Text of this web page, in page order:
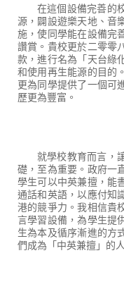
在這個設備完善的
源，闢設遊樂天地、音
施，使同學能在設備完
讚賞。貴校更於二零零
款，進行名為「天台綠
和使用再生能源的目的
更為同學提供了一個可
歷更為豐富。
就學校教育而言，
礎，至為重要。政府一
學生可以中英兼擅，能
通話和英語，以應付知
港的競爭力。我相信貴
言學習設備，為學生提
生為本及循序漸進的方
們成為「中英兼擅」的